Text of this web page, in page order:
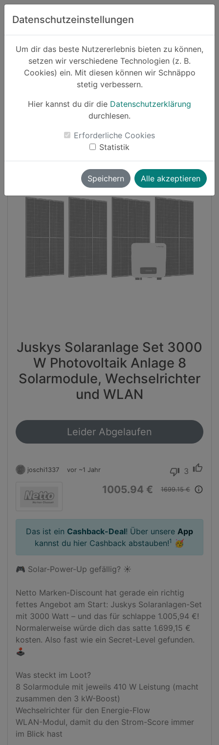
Zum Hauptinhalt springen
Datenschutzeinstellungen
Um dir das beste Nutzererlebnis bieten zu können,
setzen wir verschiedene Technologien (z. B.
Cookies) ein. Mit diesen können wir Schnäppo
stetig verbessern.
Hier kannst du dir die Datenschutzerklärung
durchlesen.
Erforderliche Cookies
Statistik
Speichern Alle akzeptieren
Suchen
Schnäppchen Haushalt und Garten
Cashback
Juskys Solaranlage Set 3000
W Photovoltaik Anlage 8
Solarmodule, Wechselrichter
und WLAN
Leider Abgelaufen
joschi1337 vor ~1 Jahr thumb_down 3 thumb_up
1005.94 € 1699.15 € info_outline
Das ist ein Cashback-Deal! Über unsere App
kannst du hier Cashback abstauben!1 🥳
🎮 Solar-Power-Up gefällig? ☀️
Netto Marken-Discount hat gerade ein richtig
fettes Angebot am Start: Juskys Solaranlagen-Set
mit 3000 Watt – und das für schlappe 1.005,94 €!
Normalerweise würde dich das satte 1.699,15 €
kosten. Also fast wie ein Secret-Level gefunden.
🕹️
Was steckt im Loot?
8 Solarmodule mit jeweils 410 W Leistung (macht
zusammen den 3 kW-Boost)
Wechselrichter für den Energie-Flow
WLAN-Modul, damit du den Strom-Score immer
im Blick hast